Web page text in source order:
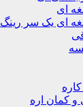
ای
ای یک سر رینگ
کاره
و کمان اره